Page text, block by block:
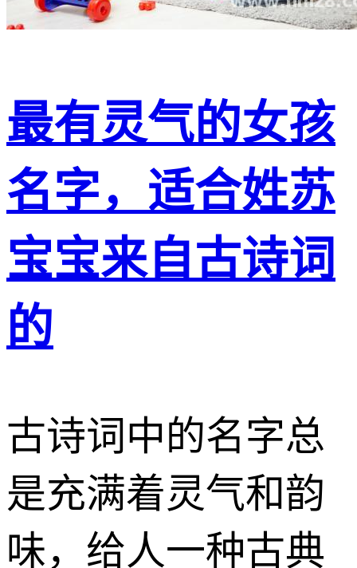
最有灵气的女孩
名字，适合姓苏
宝宝来自古诗词
的
古诗词中的名字总
是充满着灵气和韵
味，给人一种古典